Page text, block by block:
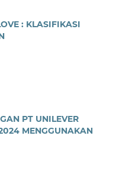
: KLASIFIKASI
PT UNILEVER
MENGGUNAKAN